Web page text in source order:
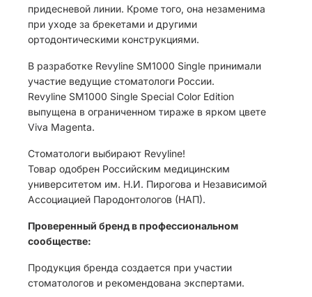
придесневой линии. Кроме того, она незаменима
при уходе за брекетами и другими
ортодонтическими конструкциями.
В разработке Revyline SM1000 Single принимали
участие ведущие стоматологи России.
Revyline SM1000 Single Special Color Edition
выпущена в ограниченном тираже в ярком цвете
Viva Magenta.
Стоматологи выбирают Revyline!
Товар одобрен Российским медицинским
университетом им. Н.И. Пирогова и Независимой
Ассоциацией Пародонтологов (НАП).
Проверенный бренд в профессиональном
сообществе:
Продукция бренда создается при участии
стоматологов и рекомендована экспертами.